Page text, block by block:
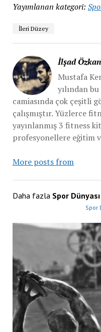
Yayımlanan kategori:
İleri Düzey
İlşad Özkan
Mustafa
yılından
camiasında çok çeşitli
çalışmıştır. Yüzlerce
yayınlanmış 3 fitness
profesyonellere eğitim
More posts from
Daha fazla Spor Dünyası
Spor